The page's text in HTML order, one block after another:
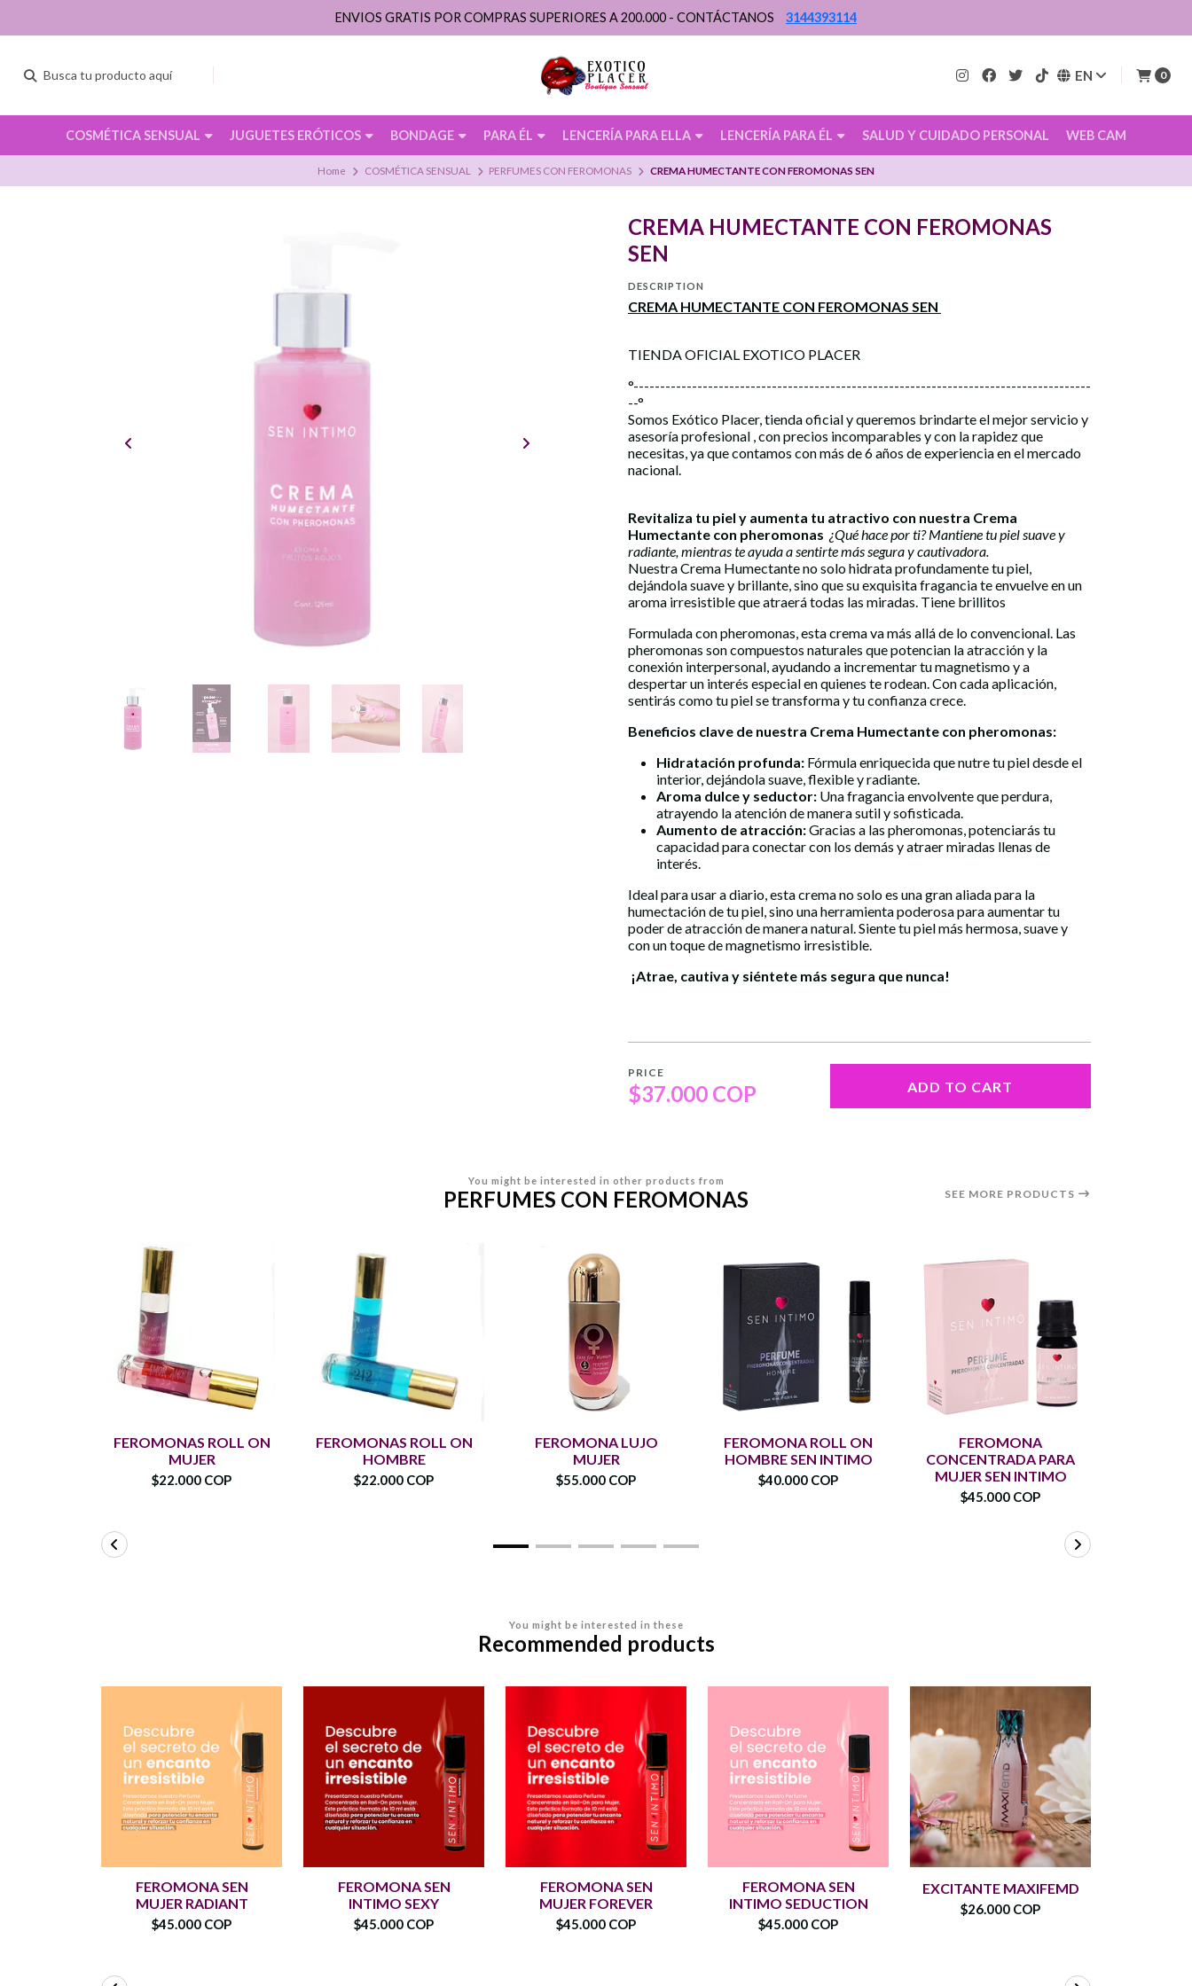
EN 0
COSMÉTICA SENSUAL JUGUETES ERÓTICOS BONDAGE PARA ÉL LENCERÍA PARA ELLA LENCERÍA PARA ÉL SALUD Y CUIDADO PERSONAL WEB CAM
ENVIOS GRATIS POR COMPRAS SUPERIORES A 200.000 - CONTÁCTANOS 3144393114
Home COSMÉTICA SENSUAL PERFUMES CON FEROMONAS CREMA HUMECTANTE CON FEROMONAS SEN
CREMA HUMECTANTE CON FEROMONAS
SEN
DESCRIPTION
CREMA HUMECTANTE CON FEROMONAS SEN
TIENDA OFICIAL EXOTICO PLACER
°--------------------------------------------------------------------------------------
--°
Somos Exótico Placer, tienda oficial y queremos brindarte el mejor servicio y
asesoría profesional , con precios incomparables y con la rapidez que
necesitas, ya que contamos con más de 6 años de experiencia en el mercado
nacional.
Revitaliza tu piel y aumenta tu atractivo con nuestra Crema
Humectante con pheromonas ¿Qué hace por ti?Mantiene tu piel suave y
radiante, mientras te ayuda a sentirte más segura y cautivadora.
Nuestra Crema Humectante no solo hidrata profundamente tu piel,
dejándola suave y brillante, sino que su exquisita fragancia te envuelve en un
aroma irresistible que atraerá todas las miradas. Tiene brillitos
Formulada con pheromonas, esta crema va más allá de lo convencional. Las
pheromonas son compuestos naturales que potencian la atracción y la
conexión interpersonal, ayudando a incrementar tu magnetismo y a
despertar un interés especial en quienes te rodean. Con cada aplicación,
sentirás como tu piel se transforma y tu confianza crece.
Beneficios clave de nuestra Crema Humectante con pheromonas:
Hidratación profunda: Fórmula enriquecida que nutre tu piel desde el
interior, dejándola suave, flexible y radiante.
Aroma dulce y seductor: Una fragancia envolvente que perdura,
atrayendo la atención de manera sutil y sofisticada.
Aumento de atracción:Gracias a las pheromonas, potenciarás tu
capacidad para conectar con los demás y atraer miradas llenas de
interés.
Ideal para usar a diario, esta crema no solo es una gran aliada para la
humectación de tu piel, sino una herramienta poderosa para aumentar tu
poder de atracción de manera natural. Siente tu piel más hermosa, suave y
con un toque de magnetismo irresistible.
¡Atrae, cautiva y siéntete más segura que nunca!
PRICE
$37.000 COP ADD TO CART
You might be interested in other products from
PERFUMES CON FEROMONAS SEE MORE PRODUCTS
FEROMONAS ROLL ON
MUJER
$22.000 COP
FEROMONAS ROLL ON
HOMBRE
$22.000 COP
FEROMONA LUJO
MUJER
$55.000 COP
FEROMONA ROLL ON
HOMBRE SEN INTIMO
$40.000 COP
FEROMONA
CONCENTRADA PARA
MUJER SEN INTIMO
$45.000 COP
You might be interested in these
Recommended products
FEROMONA SEN
MUJER RADIANT
$45.000 COP
FEROMONA SEN
INTIMO SEXY
$45.000 COP
FEROMONA SEN
MUJER FOREVER
$45.000 COP
FEROMONA SEN
INTIMO SEDUCTION
$45.000 COP
EXCITANTE MAXIFEMD
$26.000 COP